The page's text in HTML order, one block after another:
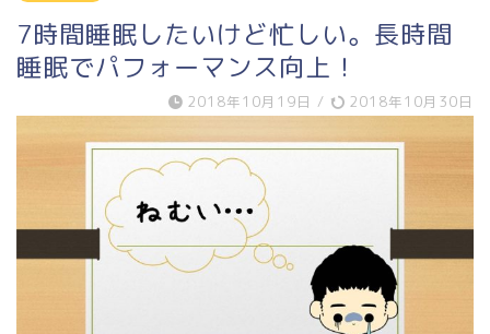
7時間睡眠したいけど忙しい。長時間
睡眠でパフォーマンス向上！
2018年10月19日 / 2018年10月30日